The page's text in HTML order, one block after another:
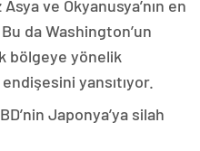
ve Okyanusya’nın en
da Washington’un
bölgeye yönelik
yansıtıyor.
Japonya’ya silah